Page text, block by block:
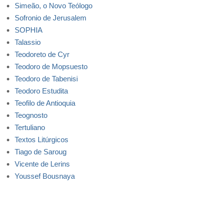
Simeão, o Novo Teólogo
Sofronio de Jerusalem
SOPHIA
Talassio
Teodoreto de Cyr
Teodoro de Mopsuesto
Teodoro de Tabenisi
Teodoro Estudita
Teofilo de Antioquia
Teognosto
Tertuliano
Textos Litúrgicos
Tiago de Saroug
Vicente de Lerins
Youssef Bousnaya